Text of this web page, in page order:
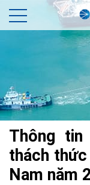
Thông
thách
Nam năm